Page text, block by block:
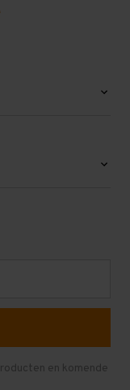
en komende